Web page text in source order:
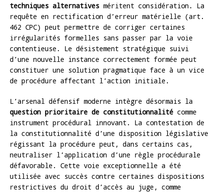
techniques alternatives méritent considération. La
requête en rectification d’erreur matérielle (art.
462 CPC) peut permettre de corriger certaines
irrégularités formelles sans passer par la voie
contentieuse. Le désistement stratégique suivi
d’une nouvelle instance correctement formée peut
constituer une solution pragmatique face à un vice
de procédure affectant l’action initiale.
L’arsenal défensif moderne intègre désormais la
question prioritaire de constitutionnalité comme
instrument procédural innovant. La contestation de
la constitutionnalité d’une disposition législative
régissant la procédure peut, dans certains cas,
neutraliser l’application d’une règle procédurale
défavorable. Cette voie exceptionnelle a été
utilisée avec succès contre certaines dispositions
restrictives du droit d’accès au juge, comme